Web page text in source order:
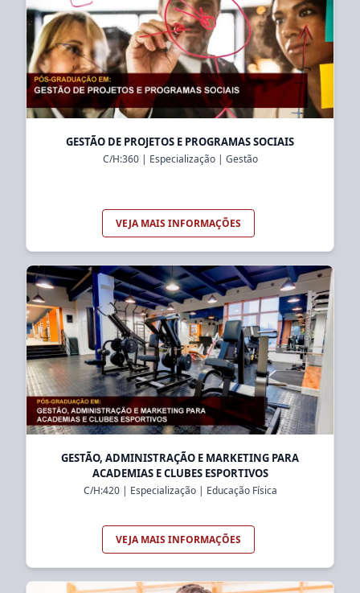
GESTÃO DE PROJETOS E PROGRAMAS SOCIAIS
C/H:360| Especialização| Gestão
VEJA MAIS INFORMAÇÕES
GESTÃO, ADMINISTRAÇÃO E MARKETING PARA
ACADEMIAS E CLUBES ESPORTIVOS
C/H:420| Especialização| Educação Física
VEJA MAIS INFORMAÇÕES